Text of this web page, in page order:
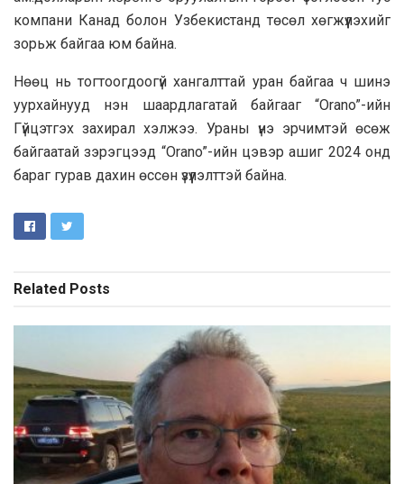
компани Канад болон Узбекистанд төсөл хөгжүүлэхийг
зорьж байгаа юм байна.
Нөөц нь тогтоогдоогүй хангалттай уран байгаа ч шинэ
уурхайнууд нэн шаардлагатай байгааг “Orano”-ийн
Гүйцэтгэх захирал хэлжээ. Ураны үнэ эрчимтэй өсөж
байгаатай зэрэгцээд “Orano”-ийн цэвэр ашиг 2024 онд
бараг гурав дахин өссөн үзүүлэлттэй байна.
Related Posts